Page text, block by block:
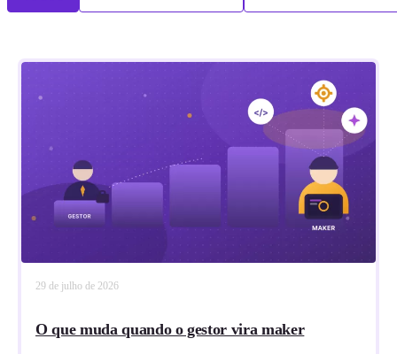
29 de julho de 2026
O que muda quando o gestor vira maker